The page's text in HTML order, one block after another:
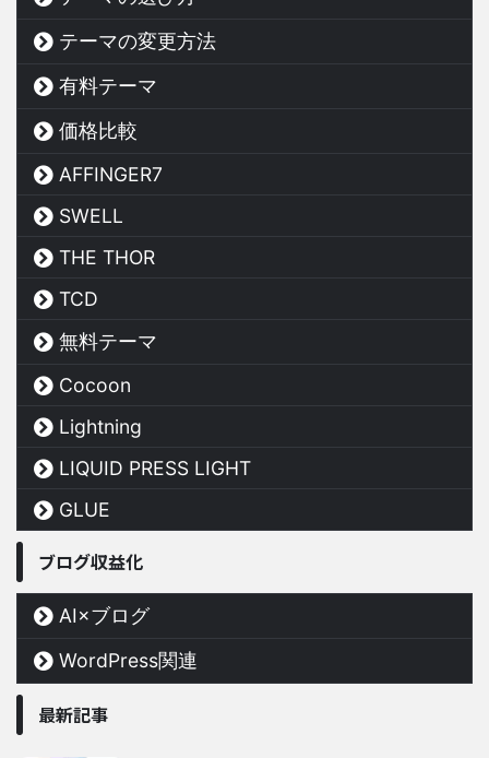
テーマの変更方法
有料テーマ
価格比較
AFFINGER7
SWELL
THE THOR
TCD
無料テーマ
Cocoon
Lightning
LIQUID PRESS LIGHT
GLUE
ブログ収益化
AI×ブログ
WordPress関連
最新記事